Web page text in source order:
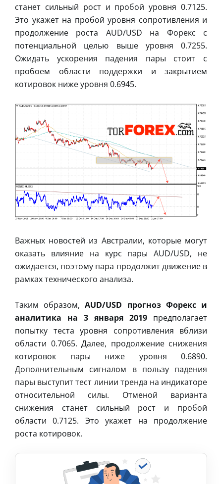
станет сильный рост и пробой уровня 0.7125.
Это укажет на пробой уровня сопротивления и
продолжение роста AUD/USD на Форекс с
потенциальной целью выше уровня 0.7255.
Ожидать ускорения падения пары стоит с
пробоем области поддержки и закрытием
котировок ниже уровня 0.6945.
Важных новостей из Австралии, которые могут
оказать влияние на курс пары AUD/USD, не
ожидается, поэтому пара продолжит движение в
рамках технического анализа.
Таким образом,AUD/USD прогноз Форекс и
аналитика на 3 января 2019 предполагает
попытку теста уровня сопротивления вблизи
области 0.7065. Далее, продолжение снижения
котировок пары ниже уровня 0.6890.
Дополнительным сигналом в пользу падения
пары выступит тест линии тренда на индикаторе
относительной силы. Отменой варианта
снижения станет сильный рост и пробой
области 0.7125. Это укажет на продолжение
роста котировок.